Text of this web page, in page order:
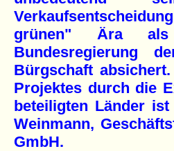
grünen" Ära
Bundesregierung
Bürgschaft
Projektes durch die
beteiligten Länder
Weinmann,
GmbH.